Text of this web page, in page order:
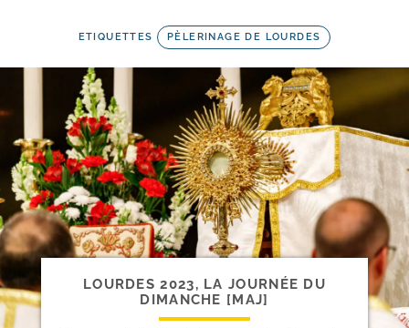
ETIQUETTES PÈLERINAGE DE LOURDES
LOURDES 2023, LA JOURNÉE DU
DIMANCHE [MAJ]